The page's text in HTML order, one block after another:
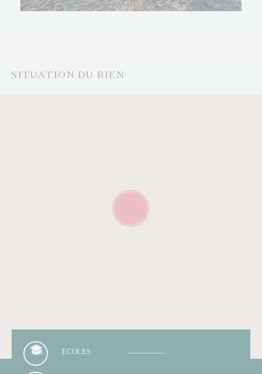
SITUATION DU BIEN
ECOLES